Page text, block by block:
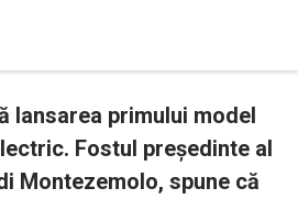
lansarea primului model
Fostul președinte al
Montezemolo, spune că